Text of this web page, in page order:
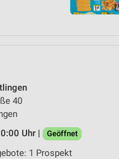
40
Uhr |
Geöffnet
1 Prospekt